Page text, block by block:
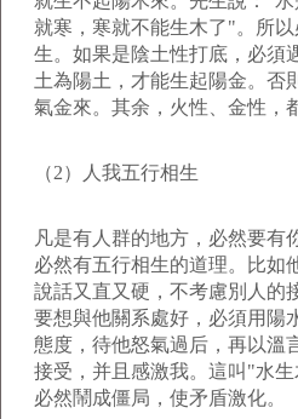
就寒，寒就不能生木了"。所
生。如果是陰土性打底，必須
土為陽土，才能生起陽金。否
氣金來。其余，火性、金性，
（2）人我五行相生
凡是有人群的地方，必然要有
必然有五行相生的道理。比如
說話又直又硬，不考慮別人的
要想與他關系處好，必須用陽
態度，待他怒氣過后，再以溫
接受，并且感激我。這叫"水生
必然鬧成僵局，使矛盾激化。